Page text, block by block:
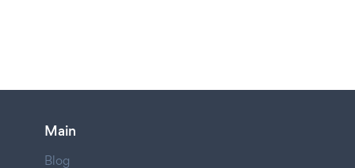
Main
Blog